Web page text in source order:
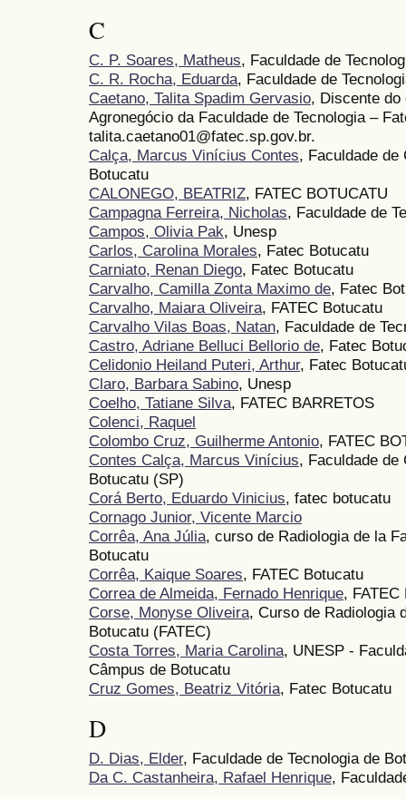
C
C. P. Soares, Matheus, Faculdade de
C. R. Rocha, Eduarda, Faculdade de
Caetano, Talita Spadim Gervasio, Discente do
Agronegócio da Faculdade de Tecnologia –
talita.caetano01@fatec.sp.gov.br.
Calça, Marcus Vinícius Contes, Faculdade de
Botucatu
CALONEGO, BEATRIZ, FATEC BOTUCATU
Campagna Ferreira, Nicholas, Faculdade de
Campos, Olivia Pak, Unesp
Carlos, Carolina Morales, Fatec Botucatu
Carniato, Renan Diego, Fatec Botucatu
Carvalho, Camilla Zonta Maximo de, Fatec
Carvalho, Maiara Oliveira, FATEC Botucatu
Carvalho Vilas Boas, Natan, Faculdade de
Castro, Adriane Belluci Bellorio de, Fatec
Celidonio Heiland Puteri, Arthur, Fatec
Claro, Barbara Sabino, Unesp
Coelho, Tatiane Silva, FATEC BARRETOS
Colenci, Raquel
Colombo Cruz, Guilherme Antonio, FATEC
Contes Calça, Marcus Vinícius, Faculdade de
Botucatu (SP)
Corá Berto, Eduardo Vinicius, fatec botucatu
Cornago Junior, Vicente Marcio
Corrêa, Ana Júlia, curso de Radiologia de la
Botucatu
Corrêa, Kaique Soares, FATEC Botucatu
Correa de Almeida, Fernado Henrique, FATEC
Corse, Monyse Oliveira, Curso de Radiologia
Botucatu (FATEC)
Costa Torres, Maria Carolina, UNESP -
Câmpus de Botucatu
Cruz Gomes, Beatriz Vitória, Fatec Botucatu
D
D. Dias, Elder, Faculdade de Tecnologia de
Da C. Castanheira, Rafael Henrique,